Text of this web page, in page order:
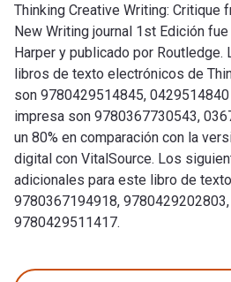
Thinking Creative Writing: Critique
New Writing journal 1st Edición
Harper y publicado por
libros de texto electrónicos de
son 9780429514845,
impresa son 9780367730543,
un 80% en comparación con la
digital con VitalSource. Los
adicionales para este libro de
9780367194918,
9780429511417.